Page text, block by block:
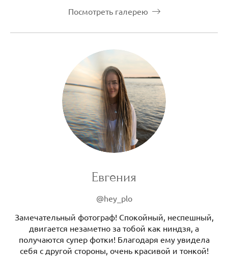
Посмотреть галерею
Евгения
@hey_plo
Замечательный фотограф! Спокойный, неспешный,
двигается незаметно за тобой как ниндзя, а
получаются супер фотки! Благодаря ему увидела
себя с другой стороны, очень красивой и тонкой!